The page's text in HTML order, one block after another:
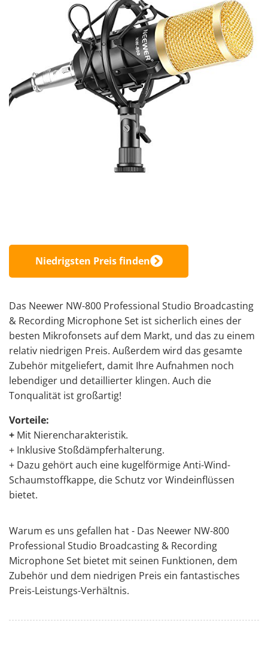
Niedrigsten Preis finden
Das Neewer NW-800 Professional Studio Broadcasting
& Recording Microphone Set ist sicherlich eines der
besten Mikrofonsets auf dem Markt, und das zu einem
relativ niedrigen Preis. Außerdem wird das gesamte
Zubehör mitgeliefert, damit Ihre Aufnahmen noch
lebendiger und detaillierter klingen. Auch die
Tonqualität ist großartig!
Vorteile:
+ Mit Nierencharakteristik.
+ Inklusive Stoßdämpferhalterung.
+ Dazu gehört auch eine kugelförmige Anti-Wind-
Schaumstoffkappe, die Schutz vor Windeinflüssen
bietet.
Warum es uns gefallen hat - Das Neewer NW-800
Professional Studio Broadcasting & Recording
Microphone Set bietet mit seinen Funktionen, dem
Zubehör und dem niedrigen Preis ein fantastisches
Preis-Leistungs-Verhältnis.